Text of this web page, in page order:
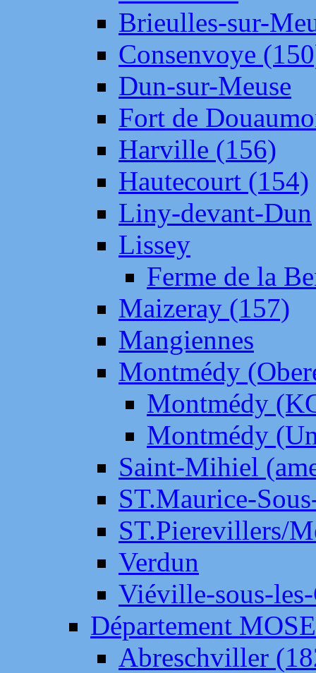
Brieulles-sur-
Consenvoye
Dun-sur-Meuse
Fort de
Harville (156)
Hautecourt (154)
Liny-devant-Dun
Lissey
Ferme de la
Maizeray (157)
Mangiennes
Montmédy
Montmédy
Montmédy
Saint-Mihiel
ST.Maurice-
ST.Pierevillers/
Verdun
Viéville-sous-
Département
Abreschviller